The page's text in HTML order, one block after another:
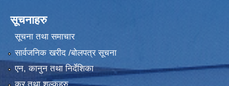
सूचनाहरु
सूचना तथा समाचार
सार्वजनिक खरीद /बोलपत्र सूचना
एन, कानुन तथा निर्देशिका